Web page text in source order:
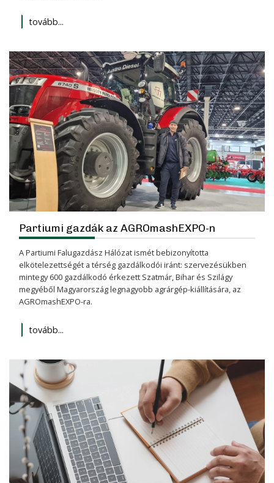
tovább...
Partiumi gazdák az AGROmashEXPO-n
A Partiumi Falugazdász Hálózat ismét bebizonyította
elkötelezettségét a térség gazdálkodói iránt: szervezésükben
mintegy 600 gazdálkodó érkezett Szatmár, Bihar és Szilágy
megyéből Magyarország legnagyobb agrárgép-kiállítására, az
AGROmashEXPO-ra.
tovább...